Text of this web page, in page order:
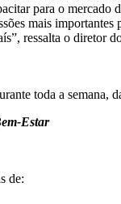
para o mercado
mais importantes
ressalta o diretor
toda a semana,
Estar
de: